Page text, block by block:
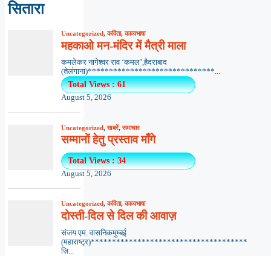
सितारा
Uncategorized,कविता,काव्यभाषा
महकाओ मन-मंदिर में मैत्री माला
कमलेकर नागेश्वर राव ‘कमल’,हैदराबाद
(तेलंगाना)******************************...
Total Views : 61
August 5, 2026
Uncategorized,खबरें,समाचार
सम्मानों हेतु प्रस्ताव माँगे
Total Views : 34
August 5, 2026
Uncategorized,कविता,काव्यभाषा
दोस्ती-दिल से दिल की आवाज़
संजय एम. वासनिकमुम्बई
(महाराष्ट्र)*************************************
ज़ि...